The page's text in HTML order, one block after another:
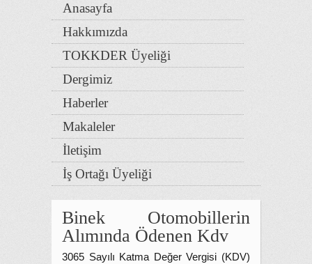
Anasayfa
Hakkımızda
TOKKDER Üyeliği
Dergimiz
Haberler
Makaleler
İletişim
İş Ortağı Üyeliği
Binek Otomobillerin
Alımında Ödenen Kdv
3065 Sayılı Katma Değer Vergisi (KDV)